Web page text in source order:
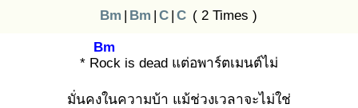
Bm | Bm | C | C ( 2 Times )
* Roc
Bm
k is dead แต่อพาร์ตเมนต์ไม่
มั่นคงในความบ้า แม้ช่วงเวลาจะไม่ใช่